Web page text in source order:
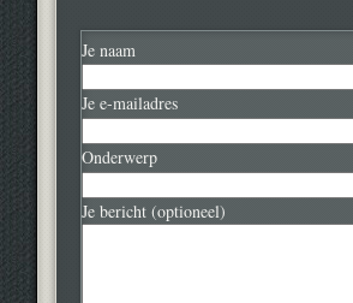
Je naam
Je e-mailadres
Onderwerp
Je bericht (optioneel)